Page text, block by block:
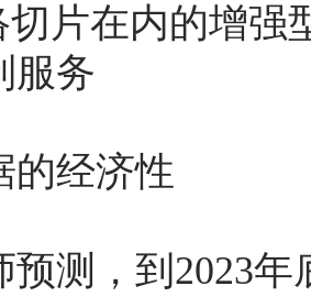
切片在内的增强
服务
的经济性
预测，到2023